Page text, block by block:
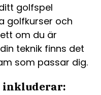
golfspel
golfkurser och
om du är
teknik finns det
som passar dig.